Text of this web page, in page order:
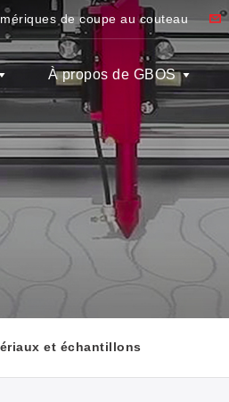
de coupe au couteau
À propos de GBOS
et échantillons